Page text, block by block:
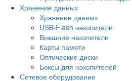
Хранение данных
Хранение данных
USB-Flash накопители
Внешние накопители
Карты памяти
Оптические диски
Боксы для накопителей
Сетевое оборудование